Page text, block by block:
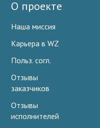
О проекте
Наша миссия
Карьера в WZ
Польз. согл.
Отзывы
заказчиков
Отзывы
исполнителей